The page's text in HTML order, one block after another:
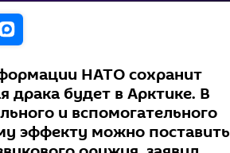
НАТО сохранит
будет в Арктике. В
и вспомогательного
эффекту можно поставить